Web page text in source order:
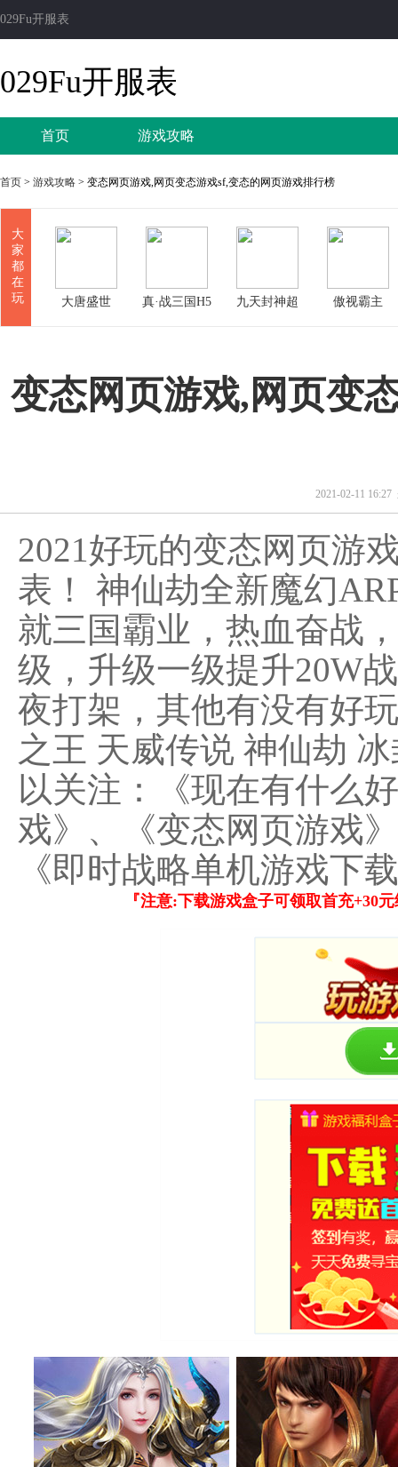
029Fu开服表
029Fu开服表
首页 游戏攻略
首页 > 游戏攻略 > 变态网页游戏,网页变态游戏sf,变态的网页游戏排行榜
大
家
都
在
玩
大唐盛世 真·战三国H5
九天封神超
傲视霸主
变态网页游戏,网页变
2021-02-11
2021好玩的变态网页游
表！ 神仙劫全新魔幻
就三国霸业，热血奋战
级，升级一级提升20W
夜打架，其他有没有好
之王 天威传说 神仙劫
以关注：《现在有什么
戏》、《变态网页游戏
《即时战略单机游戏下
『注意:下载游戏盒子可领取首充+30